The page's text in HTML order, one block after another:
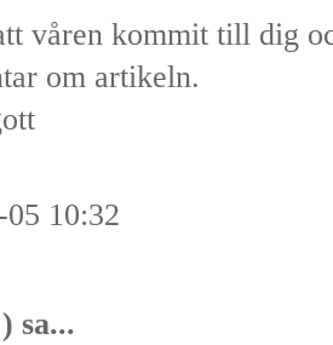
våren kommit till dig
om artikeln.
10:32
sa...